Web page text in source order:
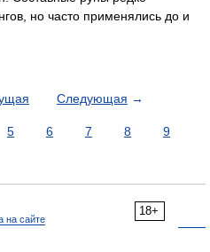
но часто применялись до и
Следующая →
5 6 7 8
9
18+
на сайте